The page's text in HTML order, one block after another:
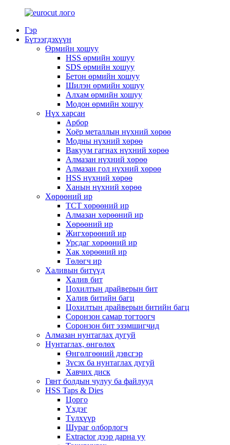
Гэр
Бүтээгдэхүүн
Өрмийн хошуу
HSS өрмийн хошуу
SDS өрмийн хошуу
Бетон өрмийн хошуу
Шилэн өрмийн хошуу
Алхам өрмийн хошуу
Модон өрмийн хошуу
Нүх харсан
Арбор
Хоёр металлын нүхний хөрөө
Модны нүхний хөрөө
Вакуум гагнах нүхний хөрөө
Алмазан нүхний хөрөө
Алмазан гол нүхний хөрөө
HSS нүхний хөрөө
Ханын нүхний хөрөө
Хөрөөний ир
TCT хөрөөний ир
Алмазан хөрөөний ир
Хөрөөний ир
Жигхөрөөний ир
Урсдаг хөрөөний ир
Хак хөрөөний ир
Төлөгч ир
Халивын битүүд
Халив бит
Цохилтын драйверын бит
Халив битийн багц
Цохилтын драйверын битийн багц
Соронзон самар тогтоогч
Соронзон бит эзэмшигчид
Алмазан нунтаглах дугуй
Нунтаглах, өнгөлөх
Өнгөлгөөний дэвсгэр
Зүсэх ба нунтаглах дугуй
Хавчих диск
Гянт болдын чулуу ба файлууд
HSS Taps & Dies
Цорго
Үхдэг
Түлхүүр
Шураг олборлогч
Extractor дээр дарна уу